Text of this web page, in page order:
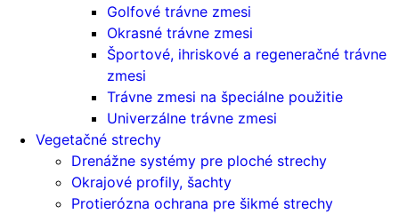
Golfové trávne zmesi
Okrasné trávne zmesi
Športové, ihriskové a regeneračné trávne
zmesi
Trávne zmesi na špeciálne použitie
Univerzálne trávne zmesi
Vegetačné strechy
Drenážne systémy pre ploché strechy
Okrajové profily, šachty
Protierózna ochrana pre šikmé strechy